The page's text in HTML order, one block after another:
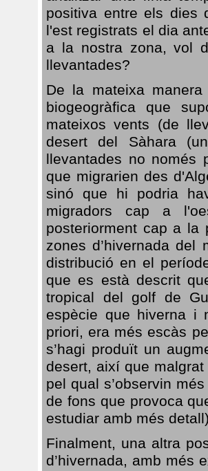
positiva entre els dies
l'est registrats el dia
a la nostra zona, vol
llevantades?
De la mateixa
biogeogràfica que
mateixos vents (de
desert del Sàhara
llevantades no només
que migrarien des
sinó que hi podria
migradors cap a
posteriorment cap a la
zones d’hivernada
distribució en el
que es està descrit
tropical del golf de
espècie que hiverna i
priori, era més escàs
s’hagi produït un
desert, així que
pel qual s’observin
de fons que provoca
estudiar amb més
Finalment, una altra
d’hivernada, amb més